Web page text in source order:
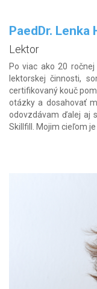
PaedDr. Lenka
Lektor
Po viac ako 20
lektorskej činnosti,
certifikovaný kouč
otázky a dosahovať
odovzdávam ďalej aj
Skillfill. Mojim cieľom je